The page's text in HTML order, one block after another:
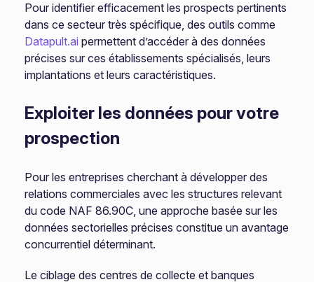
Pour identifier efficacement les prospects pertinents
dans ce secteur très spécifique, des outils comme
Datapult.ai permettent d’accéder à des données
précises sur ces établissements spécialisés, leurs
implantations et leurs caractéristiques.
Exploiter les données pour votre
prospection
Pour les entreprises cherchant à développer des
relations commerciales avec les structures relevant
du code NAF 86.90C, une approche basée sur les
données sectorielles précises constitue un avantage
concurrentiel déterminant.
Le ciblage des centres de collecte et banques